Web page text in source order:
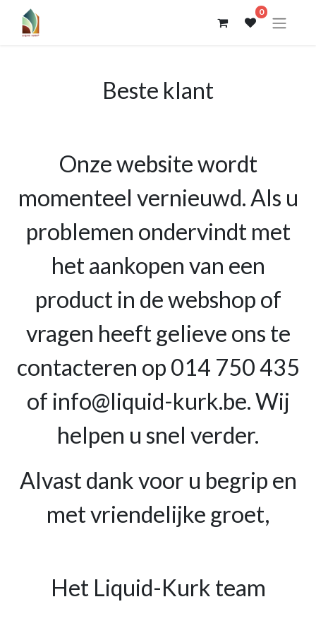
0
Beste klant
Onze website wordt
momenteel vernieuwd. Als u
problemen ondervindt met
het aankopen van een
product in de webshop of
vragen heeft gelieve ons te
contacteren op 014 750 435
of info@liquid-kurk.be. Wij
helpen u snel verder.
Alvast dank voor u begrip en
met vriendelijke groet,
Het Liquid-Kurk team